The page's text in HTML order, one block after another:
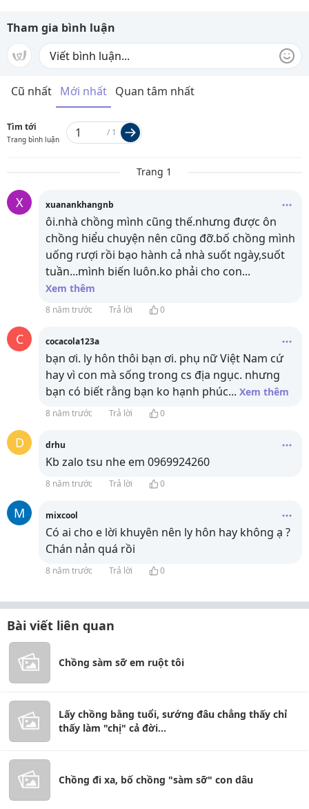
Tham gia bình luận
Cũ nhất Mới nhất Quan tâm nhất
Tìm tới
Trang bình luận
/ 1
Trang 1
X xuanankhangnb
ôi.nhà chồng mình cũng thế.nhưng được ôn
chồng hiểu chuyện nên cũng đỡ.bố chồng mình
uống rượi rồi bạo hành cả nhà suốt ngày,suốt
tuần...mình biến luôn.ko phải cho con...
Xem thêm
8 năm trước Trả lời 0
C cocacola123a
bạn ơi. ly hôn thôi bạn ơi. phụ nữ Việt Nam cứ
hay vì con mà sống trong cs địa ngục. nhưng
bạn có biết rằng bạn ko hạnh phúc... Xem thêm
8 năm trước Trả lời 0
D drhu
Kb zalo tsu nhe em 0969924260
8 năm trước Trả lời 0
M mixcool
Có ai cho e lời khuyên nên ly hôn hay không ạ ?
Chán nản quá rồi
8 năm trước Trả lời 0
Bài viết liên quan
Chồng sàm sỡ em ruột tôi
Lấy chồng bằng tuổi, sướng đâu chẳng thấy chỉ
thấy làm "chị" cả đời...
Chồng đi xa, bố chồng "sàm sỡ" con dâu